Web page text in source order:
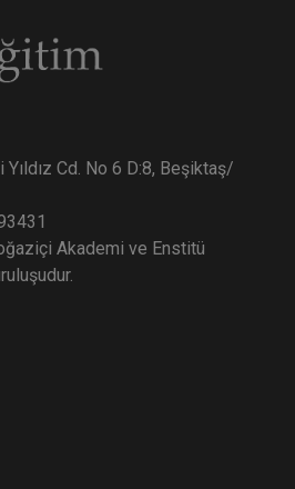
Cd. No 6 D:8, Beşiktaş/
Akademi ve Enstitü